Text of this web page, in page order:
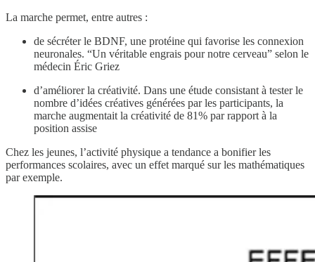
La marche permet, entre autres :
de sécréter le BDNF, une protéine qui favorise les connexion
neuronales. “Un véritable engrais pour notre cerveau” selon le
médecin Éric Griez
d’améliorer la créativité. Dans une étude consistant à tester le
nombre d’idées créatives générées par les participants, la
marche augmentait la créativité de 81% par rapport à la
position assise
Chez les jeunes, l’activité physique a tendance a bonifier les
performances scolaires, avec un effet marqué sur les mathématiques
par exemple.